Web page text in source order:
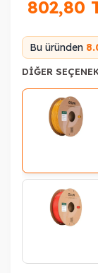
802,80
Bu üründen
DIĞER